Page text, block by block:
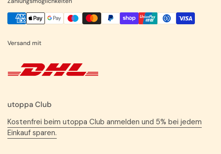
Versand mit
utoppa Club
Kostenfrei beim utoppa Club anmelden und 5% bei jedem
Einkauf sparen.